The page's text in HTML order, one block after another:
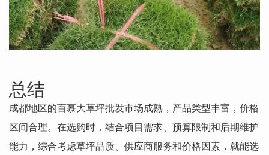
总结
成都地区的百慕大草坪批发市场成熟，产品类型丰富，价格
区间合理。在选购时，结合项目需求、预算限制和后期维护
能力，综合考虑草坪品质、供应商服务和价格因素，就能选